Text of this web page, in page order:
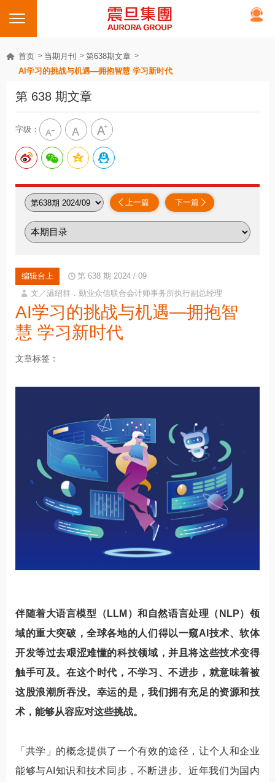
首页 当期月刊
第638期文章
AI学习的挑战与机遇—拥抱智慧 学习新时代
第 638 期文章
字级：
下一篇
上一篇
编辑台上
第 638 期 2024 / 09
文／温绍群．勤业众信联合会计师事务所执行副总经理
AI学习的挑战与机遇—拥抱智
慧 学习新时代
文章标签
伴随着大语言模型（LLM）和自然语言处理（NLP）领
域的重大突破，全球各地的人们得以一窥AI技术、软体
开发等过去艰涩难懂的科技领域，并且将这些技术变得
触手可及。在这个时代，不学习、不进步，就意味着被
这股浪潮所吞没。幸运的是，我们拥有充足的资源和技
术，能够从容应对这些挑战。
「共学」的概念提供了一个有效的途径，让个人和企业
能够与AI知识和技术同步，不断进步。近年我们为国内